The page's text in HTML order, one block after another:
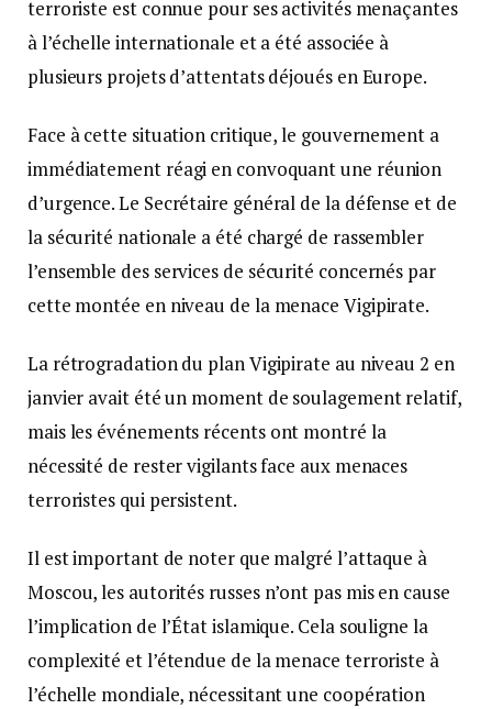
terroriste est connue pour ses activités menaçantes
à l’échelle internationale et a été associée à
plusieurs projets d’attentats déjoués en Europe.
Face à cette situation critique, le gouvernement a
immédiatement réagi en convoquant une réunion
d’urgence. Le Secrétaire général de la défense et de
la sécurité nationale a été chargé de rassembler
l’ensemble des services de sécurité concernés par
cette montée en niveau de la menace Vigipirate.
La rétrogradation du plan Vigipirate au niveau 2 en
janvier avait été un moment de soulagement relatif,
mais les événements récents ont montré la
nécessité de rester vigilants face aux menaces
terroristes qui persistent.
Il est important de noter que malgré l’attaque à
Moscou, les autorités russes n’ont pas mis en cause
l’implication de l’État islamique. Cela souligne la
complexité et l’étendue de la menace terroriste à
l’échelle mondiale, nécessitant une coopération